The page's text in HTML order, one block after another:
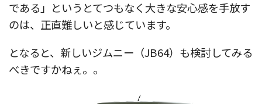
である」というとてつもなく大きな安心感を手放す
のは、正直難しいと感じています。
となると、新しいジムニー（JB64）も検討してみる
べきですかねぇ。。